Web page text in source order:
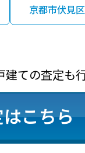
京都市伏見区
ての査定も行
こちら